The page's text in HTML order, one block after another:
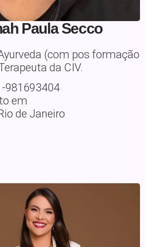
Paula Secco
(com pos formação
da CIV.
981693404
em
de Janeiro